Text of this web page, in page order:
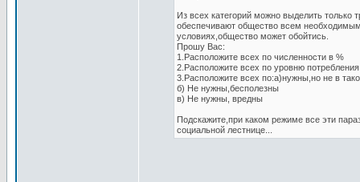
Из всех категорий можно выделить только
обеспечивают общество всем
условиях,общество может обойтись.
Прошу Вас:
1.Расположите всех по численности в %
2.Расположите всех по уровню
3.Расположите всех по:а)нужны,но не в
б) Не нужны,бесполезны
в) Не нужны, вредны
Подскажите,при каком режиме все эти
социальной лестнице...